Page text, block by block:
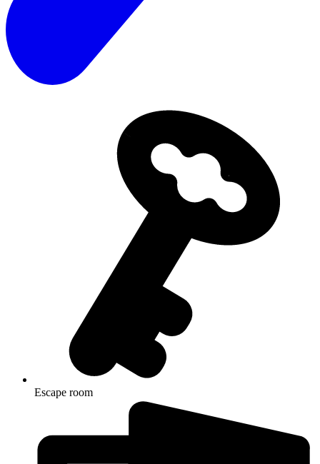
Escape room